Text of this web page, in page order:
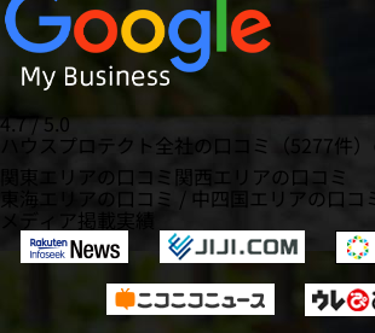
4.7 / 5.0
ハウスプロテクト全社の口コミ（5277件
関東エリアの口コミ 関西エリアの口コミ
東海エリアの口コミ / 中四国エリアの口コ
メディア掲載実績